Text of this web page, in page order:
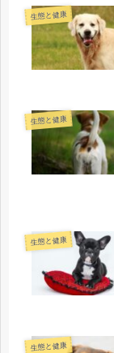
生態と健康
生態と健康
生態と健康
生態と健康